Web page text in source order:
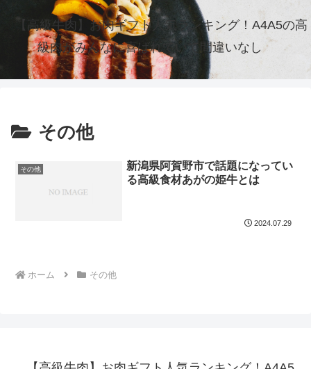
【高級牛肉】お肉ギフト人気ランキング！A4A5の高
級肉がみんなに喜ばれていて間違いなし
その他
その他
新潟県阿賀野市で話題になってい
る高級食材あがの姫牛とは
2024.07.29
ホーム その他